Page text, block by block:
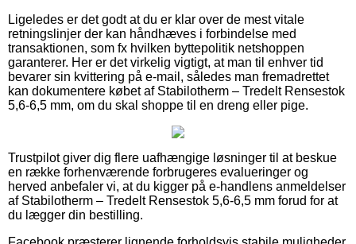
Ligeledes er det godt at du er klar over de mest vitale
retningslinjer der kan håndhæves i forbindelse med
transaktionen, som fx hvilken byttepolitik netshoppen
garanterer. Her er det virkelig vigtigt, at man til enhver tid
bevarer sin kvittering på e-mail, således man fremadrettet
kan dokumentere købet af Stabilotherm – Tredelt Rensestok
5,6-6,5 mm, om du skal shoppe til en dreng eller pige.
Trustpilot giver dig flere uafhængige løsninger til at beskue
en række forhenværende forbrugeres evalueringer og
herved anbefaler vi, at du kigger på e-handlens anmeldelser
af Stabilotherm – Tredelt Rensestok 5,6-6,5 mm forud for at
du lægger din bestilling.